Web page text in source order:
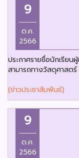
9
ต.ค.
2566
ประกาศรายชื่อนักเรีย
สามารถทางวัสดุศาสต
(ข่าวประชาสัมพันธ์)
9
ต.ค.
2566